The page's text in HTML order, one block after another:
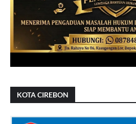
KOTA CIREBON